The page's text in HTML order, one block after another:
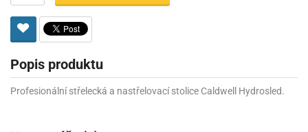
Popis produktu
Profesionální střelecká a nastřelovací stolice Caldwell Hydrosled.